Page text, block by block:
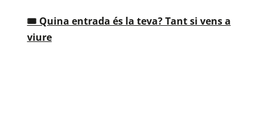
🎟️ Quina entrada és la teva? Tant si vens a
viure